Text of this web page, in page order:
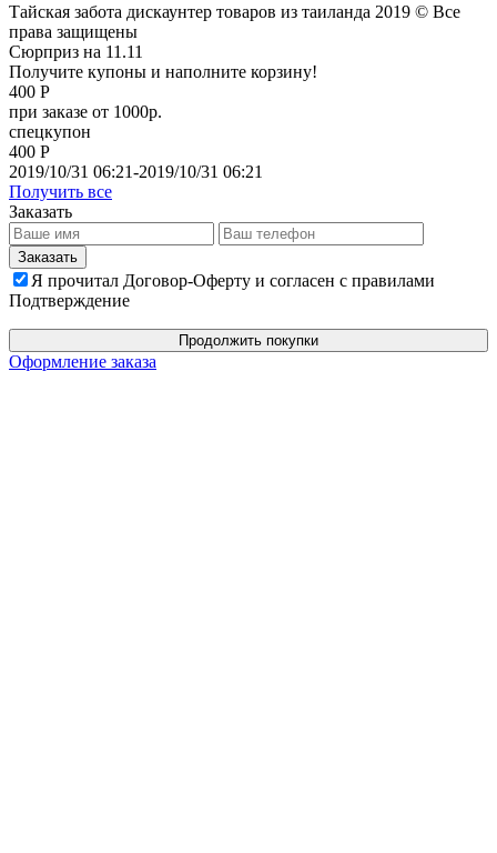
Тайская забота дискаунтер товаров из таиланда 2019 © Все
права защищены
Сюрприз на 11.11
Получите купоны и наполните корзину!
400 Р
при заказе от 1000р.
спецкупон
400 Р
2019/10/31 06:21-2019/10/31 06:21
Получить все
Заказать
Я прочитал Договор-Оферту и согласен с правилами
Подтверждение
Продолжить покупки
Оформление заказа